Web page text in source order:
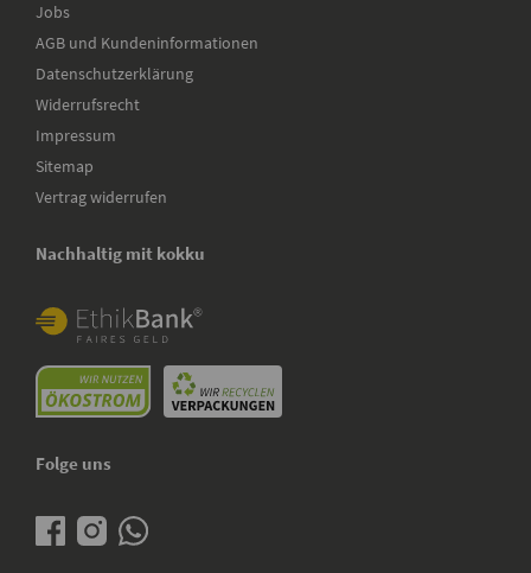
Jobs
AGB und Kundeninformationen
Datenschutzerklärung
Widerrufsrecht
Impressum
Sitemap
Vertrag widerrufen
Nachhaltig mit kokku
Folge uns